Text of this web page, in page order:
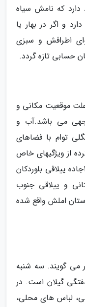
دارد که نامش سیاه
متر ارتفاع دارد و اگر در بهار یا
اطرافش و سبزی
حسابی تازه گردد.
موقعیت مکانی و
می باشد.آب و
توام با فضاهای
از ویژگیهای خاص
این پارک است. این پارک در کیلومتر12جاده ییلاقی بلوردکان
و ییلاقی جنوب
املش واقع شده
می گویند. سه شنبه
گیلان است. در
لباس های محلی،